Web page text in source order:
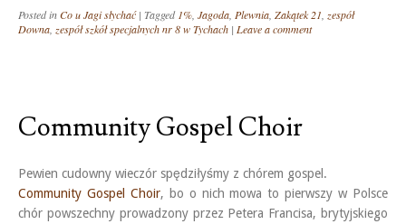
Posted inCo u Jagi słychać | Tagged 1% Jagoda Plewnia Zakątek 21 zespół
Downa zespół szkół specjalnych nr 8 w Tychach | Leave a comment
Community Gospel Choir
Pewien cudowny wieczór spędziłyśmy z chórem gospel.
Community Gospel Choir, bo o nich mowa to pierwszy w Polsce
chór powszechny prowadzony przez Petera Francisa, brytyjskiego